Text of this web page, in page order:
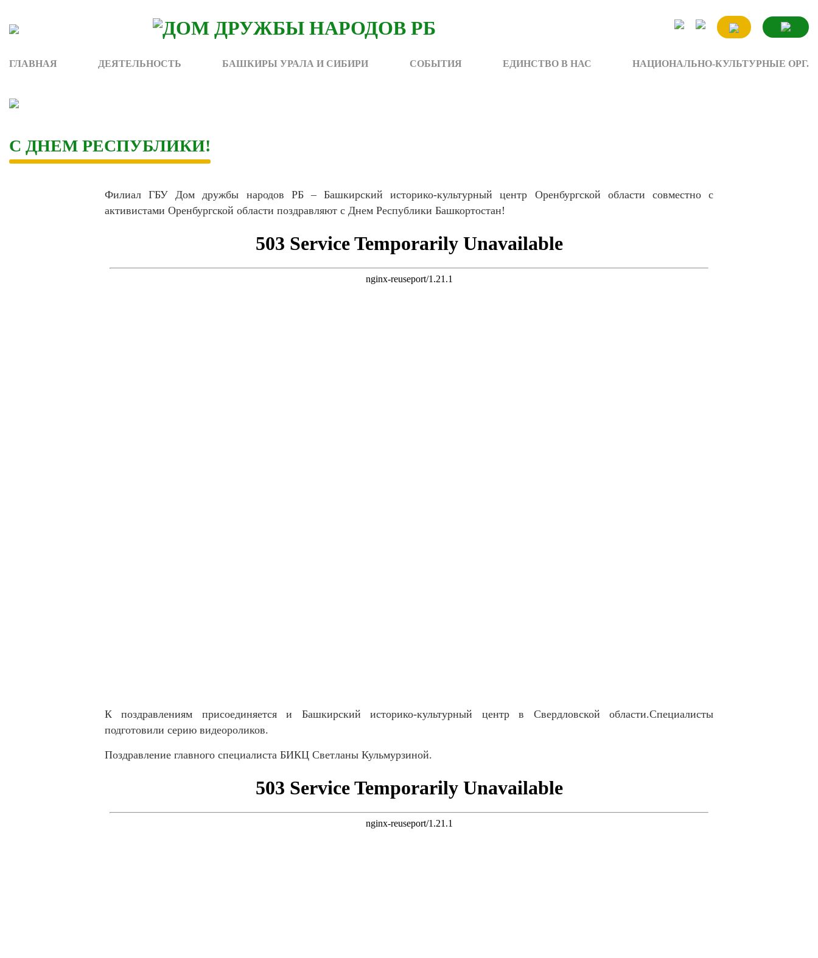
content
ГЛАВНАЯ ДЕЯТЕЛЬНОСТЬ БАШКИРЫ УРАЛА И СИБИРИ СОБЫТИЯ ЕДИНСТВО В НАС НАЦИОНАЛЬНО-КУЛЬТУРНЫЕ ОРГ.
С ДНЕМ РЕСПУБЛИКИ!
Филиал ГБУ Дом дружбы народов РБ – Башкирский историко-культурный центр Оренбургской области совместно с
активистами Оренбургской области поздравляют с Днем Республики Башкортостан!
К поздравлениям присоединяется и Башкирский историко-культурный центр в Свердловской области.Специалисты
подготовили серию видеороликов.
Поздравление главного специалиста БИКЦ Светланы Кульмурзиной.